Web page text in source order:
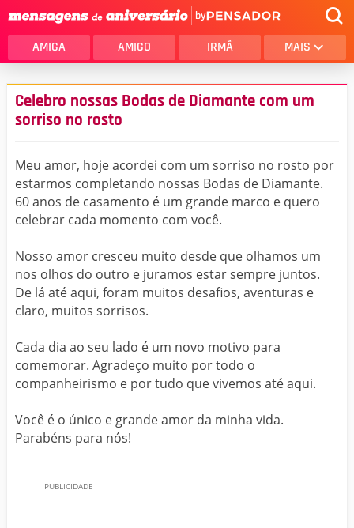
by
AMIGA AMIGO IRMÃ MAIS
Celebro nossas Bodas de Diamante com um
sorriso no rosto
Meu amor, hoje acordei com um sorriso no rosto por
estarmos completando nossas Bodas de Diamante.
60 anos de casamento é um grande marco e quero
celebrar cada momento com você.
Nosso amor cresceu muito desde que olhamos um
nos olhos do outro e juramos estar sempre juntos.
De lá até aqui, foram muitos desafios, aventuras e
claro, muitos sorrisos.
Cada dia ao seu lado é um novo motivo para
comemorar. Agradeço muito por todo o
companheirismo e por tudo que vivemos até aqui.
Você é o único e grande amor da minha vida.
Parabéns para nós!